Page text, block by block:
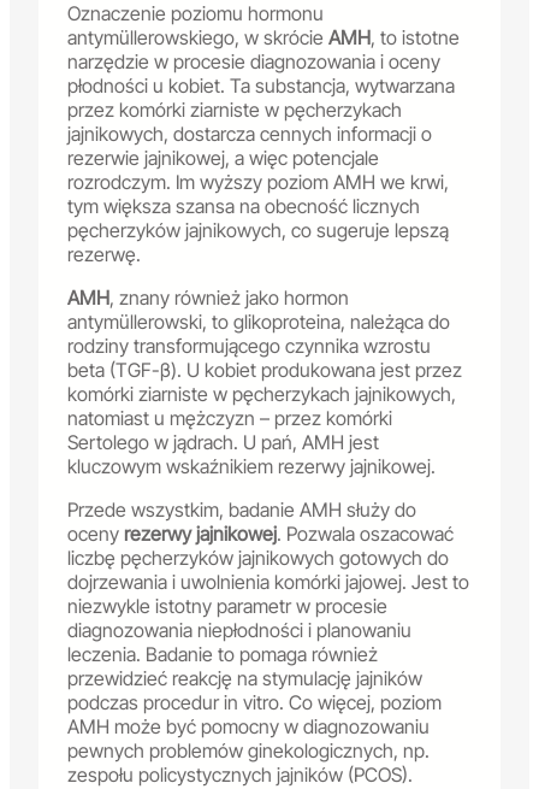
Oznaczenie poziomu hormonu
antymüllerowskiego, w skrócie AMH, to istotne
narzędzie w procesie diagnozowania i oceny
płodności u kobiet. Ta substancja, wytwarzana
przez komórki ziarniste w pęcherzykach
jajnikowych, dostarcza cennych informacji o
rezerwie jajnikowej, a więc potencjale
rozrodczym. Im wyższy poziom AMH we krwi,
tym większa szansa na obecność licznych
pęcherzyków jajnikowych, co sugeruje lepszą
rezerwę.
AMH, znany również jako hormon
antymüllerowski, to glikoproteina, należąca do
rodziny transformującego czynnika wzrostu
beta (TGF-β). U kobiet produkowana jest przez
komórki ziarniste w pęcherzykach jajnikowych,
natomiast u mężczyzn – przez komórki
Sertolego w jądrach. U pań, AMH jest
kluczowym wskaźnikiem rezerwy jajnikowej.
Przede wszystkim, badanie AMH służy do
oceny rezerwy jajnikowej. Pozwala oszacować
liczbę pęcherzyków jajnikowych gotowych do
dojrzewania i uwolnienia komórki jajowej. Jest to
niezwykle istotny parametr w procesie
diagnozowania niepłodności i planowaniu
leczenia. Badanie to pomaga również
przewidzieć reakcję na stymulację jajników
podczas procedur in vitro. Co więcej, poziom
AMH może być pomocny w diagnozowaniu
pewnych problemów ginekologicznych, np.
zespołu policystycznych jajników (PCOS).